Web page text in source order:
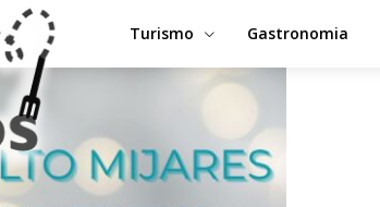
Turismo Gastronomia